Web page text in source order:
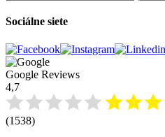
Sociálne siete
Google Reviews
4,7
(1538)